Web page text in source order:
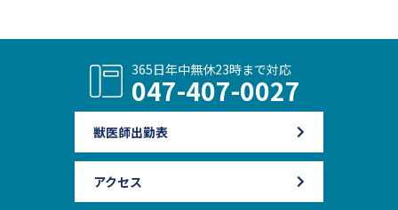
365日年中無休23時まで対応
047-407-0027
獣医師出勤表
アクセス